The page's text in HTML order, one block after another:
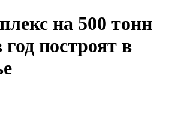
на 500 тонн
построят в